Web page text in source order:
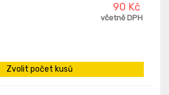
90 Kč
včetně DPH
Zvolit počet kusů